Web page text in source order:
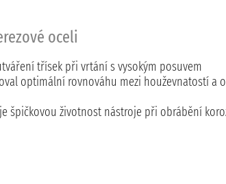
oceli
třísek při vrtání s vysokým posuvem
optimální rovnováhu mezi houževnatostí a
špičkovou životnost nástroje při obrábění